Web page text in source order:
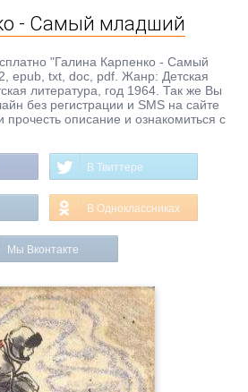
- Самый младший
"Галина Карпенко - Самый
epub, txt, doc, pdf. Жанр: Детская
литература, год 1964. Так же Вы
без регистрации и SMS на сайте
описание и ознакомиться с
В Твиттере
В Одноклассниках
Мы Вконтакте